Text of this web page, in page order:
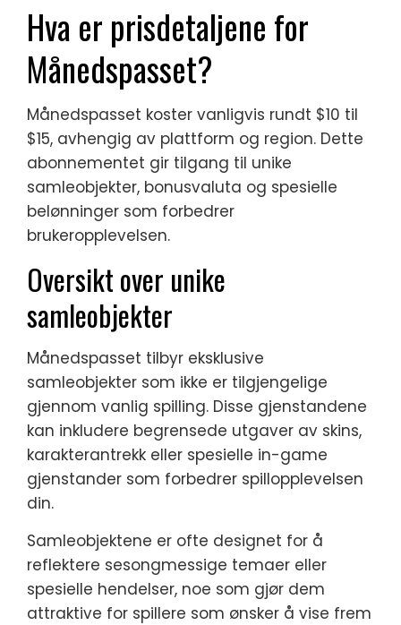
Hva er prisdetaljene for
Månedspasset?
Månedspasset koster vanligvis rundt $10 til
$15, avhengig av plattform og region. Dette
abonnementet gir tilgang til unike
samleobjekter, bonusvaluta og spesielle
belønninger som forbedrer
brukeropplevelsen.
Oversikt over unike
samleobjekter
Månedspasset tilbyr eksklusive
samleobjekter som ikke er tilgjengelige
gjennom vanlig spilling. Disse gjenstandene
kan inkludere begrensede utgaver av skins,
karakterantrekk eller spesielle in-game
gjenstander som forbedrer spillopplevelsen
din.
Samleobjektene er ofte designet for å
reflektere sesongmessige temaer eller
spesielle hendelser, noe som gjør dem
attraktive for spillere som ønsker å vise frem